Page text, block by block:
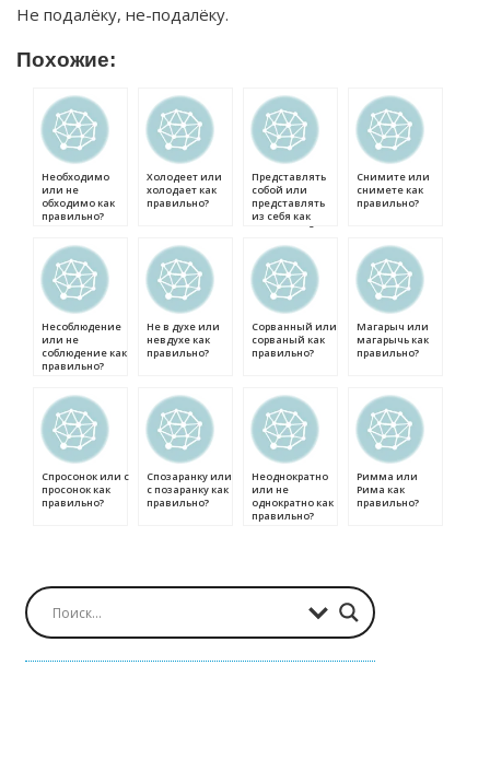
Не подалёку, не-подалёку.
Похожие:
Необходимо
или не
обходимо как
правильно?
Холодеет или
холодает как
правильно?
Представлять
собой или
представлять
из себя как
правильно?
Снимите или
снимете как
правильно?
Несоблюдение
или не
соблюдение как
правильно?
Не в духе или
невдухе как
правильно?
Сорванный или
сорваный как
правильно?
Магарыч или
магарычь как
правильно?
Спросонок или с
просонок как
правильно?
Спозаранку или
с позаранку как
правильно?
Неоднократно
или не
однократно как
правильно?
Римма или
Рима как
правильно?